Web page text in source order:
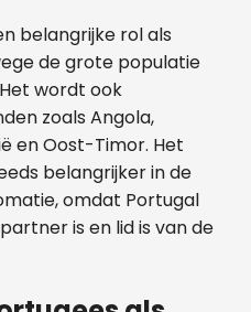
belangrijke rol als
de grote populatie
wordt ook
zoals Angola,
en Oost-Timor. Het
belangrijker in de
omdat Portugal
is en lid is van de